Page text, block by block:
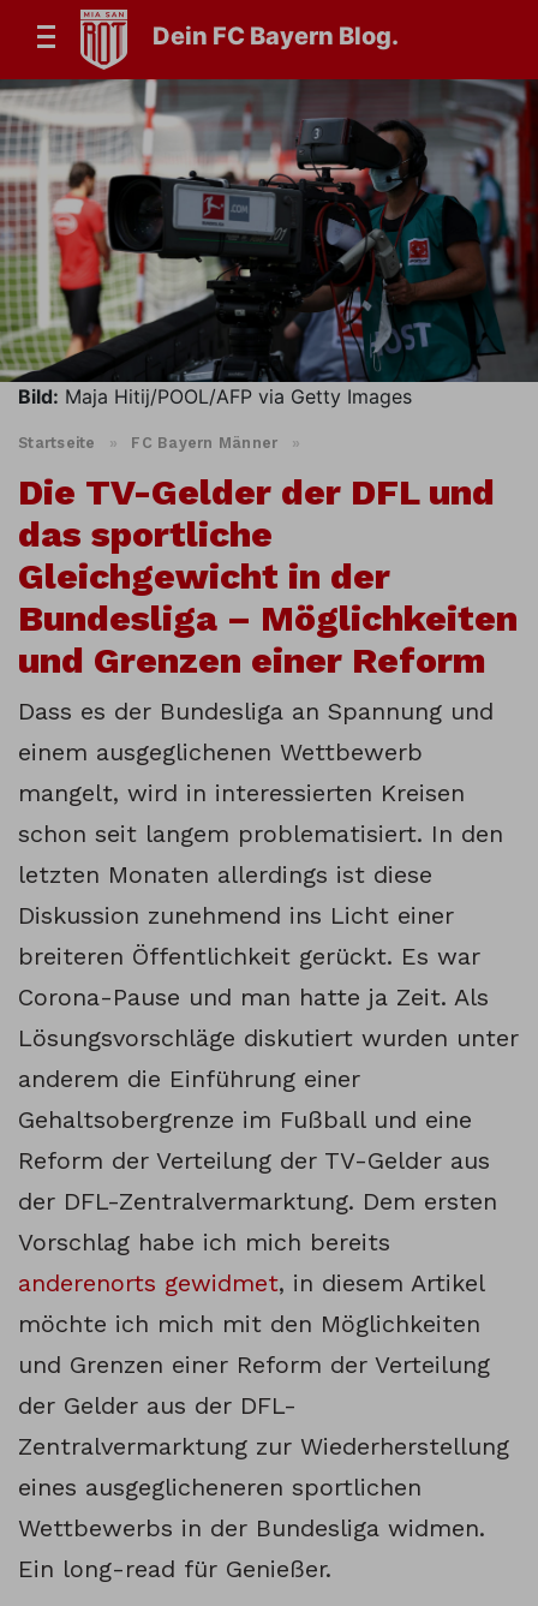
Dein FC Bayern Blog.
Bild: Maja Hitij/POOL/AFP via Getty Images
Startseite » FC Bayern Männer »
Die TV-Gelder der DFL und
das sportliche
Gleichgewicht in der
Bundesliga – Möglichkeiten
und Grenzen einer Reform
Dass es der Bundesliga an Spannung und
einem ausgeglichenen Wettbewerb
mangelt, wird in interessierten Kreisen
schon seit langem problematisiert. In den
letzten Monaten allerdings ist diese
Diskussion zunehmend ins Licht einer
breiteren Öffentlichkeit gerückt. Es war
Corona-Pause und man hatte ja Zeit. Als
Lösungsvorschläge diskutiert wurden unter
anderem die Einführung einer
Gehaltsobergrenze im Fußball und eine
Reform der Verteilung der TV-Gelder aus
der DFL-Zentralvermarktung. Dem ersten
Vorschlag habe ich mich bereits
anderenorts gewidmet, in diesem Artikel
möchte ich mich mit den Möglichkeiten
und Grenzen einer Reform der Verteilung
der Gelder aus der DFL-
Zentralvermarktung zur Wiederherstellung
eines ausgeglicheneren sportlichen
Wettbewerbs in der Bundesliga widmen.
Ein long-read für Genießer.